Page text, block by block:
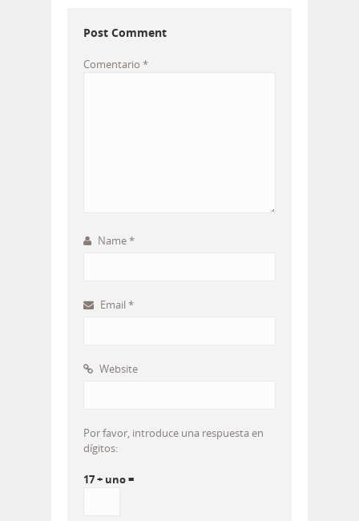
Post Comment
Comentario *
Name*
Email *
Website
Por favor, introduce una respuesta en
dígitos:
17 + uno =